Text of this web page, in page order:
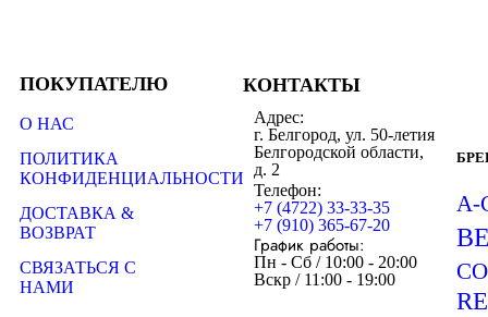
ПОКУПАТЕЛЮ
О НАС
ПОЛИТИКА
КОНФИДЕНЦИАЛЬНОСТИ
ДОСТАВКА &
ВОЗВРАТ
СВЯЗАТЬСЯ С
НАМИ
КОНТАКТЫ
Адрес:
г. Белгород, ул. 50-летия
Белгородской области,
д. 2
Телефон:
+7 (4722) 33-33-35
+7 (910) 365-67-20
График работы:
Пн - Сб / 10:00 - 20:00
Вскр / 11:00 - 19:00
A-